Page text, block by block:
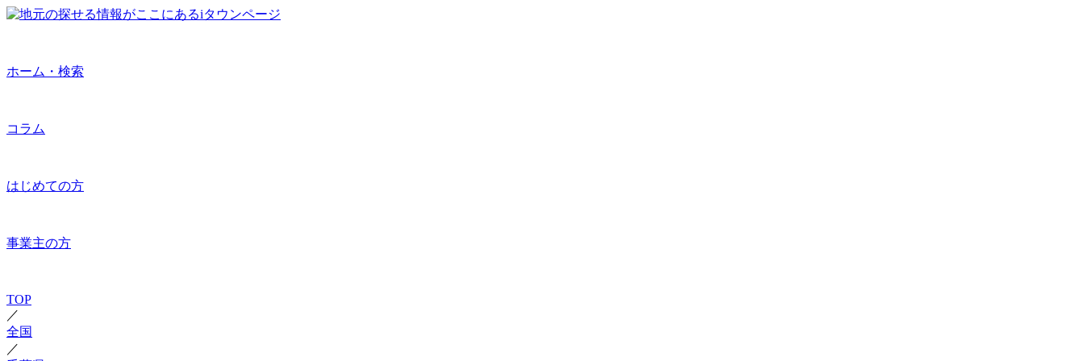
ホーム・検索
コラム
はじめての方
事業主の方
TOP
／
全国
／